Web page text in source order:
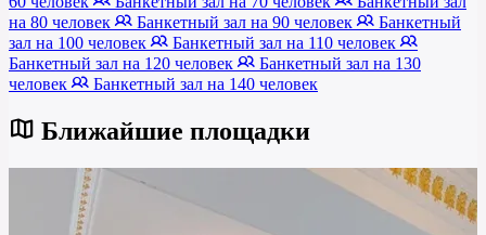
на 80 человек
Банкетный зал на 90 человек
Банкетный
зал на 100 человек
Банкетный зал на 110 человек
Банкетный зал на 120 человек
Банкетный зал на 130
человек
Банкетный зал на 140 человек
Ближайшие площадки